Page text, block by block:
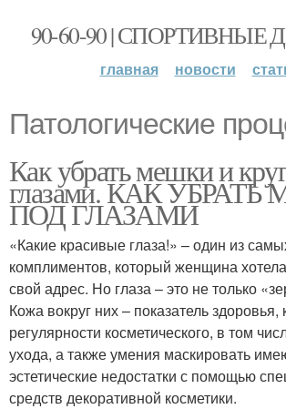
90-60-90 | СПОРТИВНЫЕ
главная новости
Патологические
Как убрать мешки и
глазами. КАК
ПОД ГЛАЗАМИ
«Какие красивые глаза!» – один из
комплиментов, который женщина
свой адрес. Но глаза – это не только
Кожа вокруг них – показатель здоровья,
регулярности косметического, в том
ухода, а также умения маскировать
эстетические недостатки с помощью
средств декоративной косметики.